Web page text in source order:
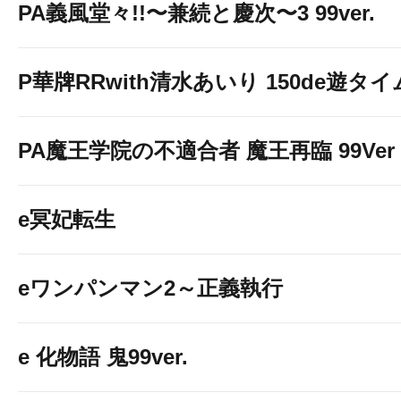
PA義風堂々!!〜兼続と慶次〜3 99ver.
P華牌RRwith清水あいり 150de遊タイ
PA魔王学院の不適合者 魔王再臨 99Ver
e冥妃転生
eワンパンマン2～正義執行
e 化物語 鬼99ver.